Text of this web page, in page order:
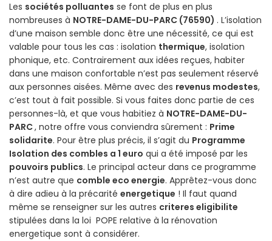
Les sociétés polluantes se font de plus en plus
nombreuses à NOTRE-DAME-DU-PARC (76590) . L’isolation
d’une maison semble donc être une nécessité, ce qui est
valable pour tous les cas : isolation thermique, isolation
phonique, etc. Contrairement aux idées reçues, habiter
dans une maison confortable n’est pas seulement réservé
aux personnes aisées. Même avec des revenus modestes,
c’est tout à fait possible. Si vous faites donc partie de ces
personnes-là, et que vous habitiez à NOTRE-DAME-DU-
PARC, notre offre vous conviendra sûrement : Prime
solidarite. Pour être plus précis, il s’agit du Programme
Isolation des combles a 1 euro qui a été imposé par les
pouvoirs publics. Le principal acteur dans ce programme
n’est autre que comble eco energie. Apprêtez-vous donc
à dire adieu à la précarité energetique ! Il faut quand
même se renseigner sur les autres criteres eligibilite
stipulées dans la loi POPE relative à la rénovation
energetique sont à considérer.